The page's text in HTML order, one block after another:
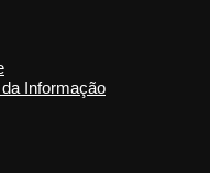
Informação